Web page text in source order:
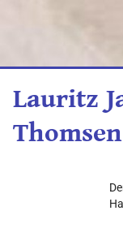
Lauritz
Thomsen